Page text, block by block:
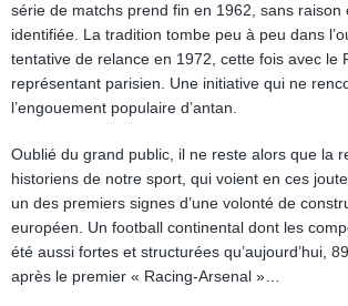
série de matchs prend fin en 1962, sans raison
identifiée. La tradition tombe peu à peu dans
tentative de relance en 1972, cette fois avec le
représentant parisien. Une initiative qui ne
l’engouement populaire d’antan.
Oublié du grand public, il ne reste alors que la
historiens de notre sport, qui voient en ces
un des premiers signes d’une volonté de
européen. Un football continental dont les
été aussi fortes et structurées qu’aujourd’hui,
après le premier « Racing-Arsenal »…